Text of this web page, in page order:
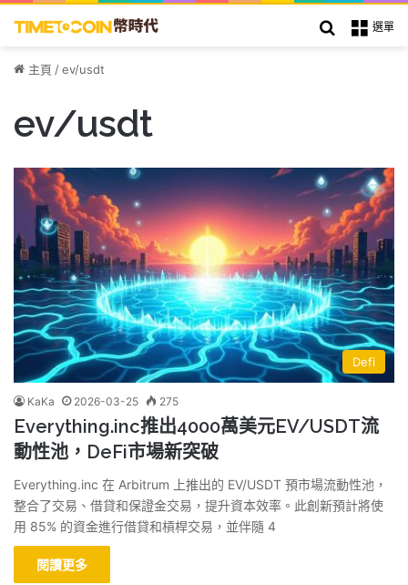
選單
搜索
主頁 /ev/usdt
ev/usdt
Defi
KaKa 2026-03-25 275
Everything.inc推出4000萬美元EV/USDT流
動性池，DeFi市場新突破
Everything.inc 在 Arbitrum 上推出的 EV/USDT 預市場流動性池，
整合了交易、借貸和保證金交易，提升資本效率。此創新預計將使
用 85% 的資金進行借貸和槓桿交易，並伴隨 4
閱讀更多